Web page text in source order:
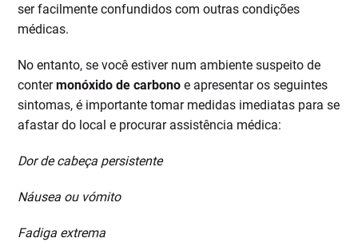
ser facilmente confundidos com outras condições
médicas.
No entanto, se você estiver num ambiente suspeito de
contermonóxido de carbono e apresentar os seguintes
sintomas, é importante tomar medidas imediatas para se
afastar do local e procurar assistência médica:
Dor de cabeça persistente
Náusea ou vómito
Fadiga extrema